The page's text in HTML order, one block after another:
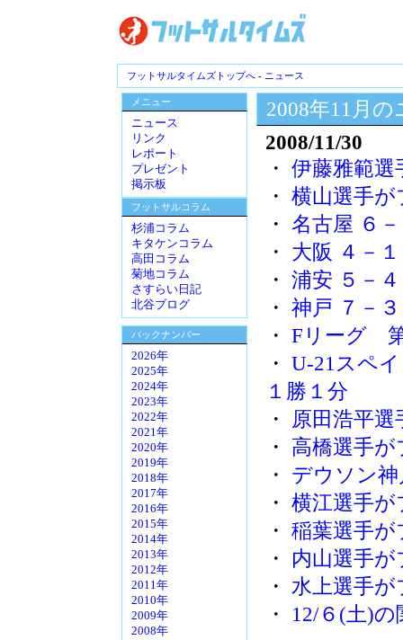
フットサルタイムズトップへ - ニュース
メニュー
ニュース
リンク
レポート
プレゼント
掲示板
フットサルコラム
杉浦コラム
キタケンコラム
高田コラム
菊地コラム
さすらい日記
北谷ブログ
バックナンバー
2026年
2025年
2024年
2023年
2022年
2021年
2020年
2019年
2018年
2017年
2016年
2015年
2014年
2013年
2012年
2011年
2010年
2009年
2008年
2008年11月
2008/11/30
・ 伊藤雅範
・ 横山選手
・ 名古屋 ６
・ 大阪 ４－
・ 浦安 ５－
・ 神戸 ７－
・ Fリーグ
・ U-21スペ
１勝１分
・
原田浩平
・ 高橋選手
・ デウソン
・ 横江選手
・ 稲葉選手
・ 内山選手
・ 水上選手
・ 12/６(土)